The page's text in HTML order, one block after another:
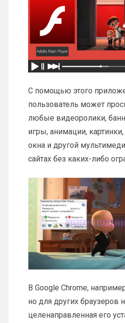
С помощью этого
пользователь может
любые видеоролики,
игры, анимации,
окна и другой
сайтах без каких-либо
В Google Chrome,
но для других браузеров
целенаправленная его